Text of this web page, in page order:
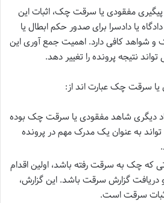
مفقودی یا سرقت چک، اثبات این
یا دادسرا برای صدور حکم ابطال یا
و شواهد کافی دارد. اهمیت جمع آوری این
نتیجه پرونده را تغییر دهد.
یا سرقت چک عبارت اند از:
دیگری شاهد مفقودی یا سرقت چک بوده
به عنوان یک مدرک مهم در پرونده
که چک به سرقت رفته باشد، اولین اقدام
دریافت گزارش سرقت باشد. این گزارش،
سرقت است.